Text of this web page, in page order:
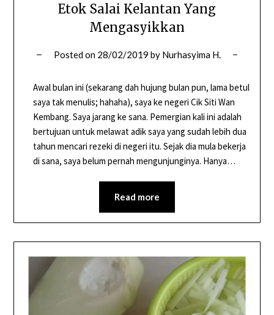
Etok Salai Kelantan Yang
Mengasyikkan
Posted on 28/02/2019 by Nurhasyima H.
Awal bulan ini (sekarang dah hujung bulan pun, lama betul
saya tak menulis; hahaha), saya ke negeri Cik Siti Wan
Kembang. Saya jarang ke sana. Pemergian kali ini adalah
bertujuan untuk melawat adik saya yang sudah lebih dua
tahun mencari rezeki di negeri itu. Sejak dia mula bekerja
di sana, saya belum pernah mengunjunginya. Hanya…
Read more